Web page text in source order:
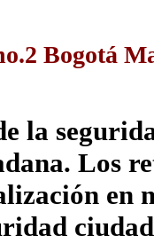
Bogotá
la
Los
en